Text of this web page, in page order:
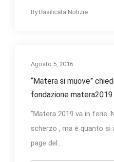
By Basilicata Notizie
Agosto 5, 2016
“Matera si muove”
fondazione matera2019
“Matera 2019 va in ferie.
scherzo , ma è quanto si
page del...